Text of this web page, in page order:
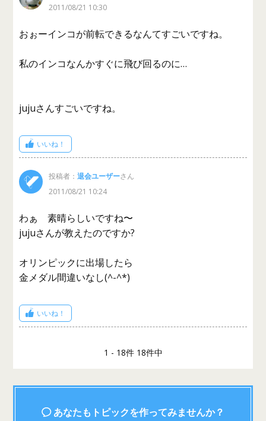
2011/08/21 10:30
おぉーインコが前転できるなんてすごいですね。
私のインコなんかすぐに飛び回るのに…
jujuさんすごいですね。
いいね！
投稿者：退会ユーザーさん
2011/08/21 10:24
わぁ 素晴らしいですね〜
jujuさんが教えたのですか?
オリンピックに出場したら
金メダル間違いなし(^-^*)
いいね！
1 - 18件 18件中
あなたもトピックを作ってみませんか？